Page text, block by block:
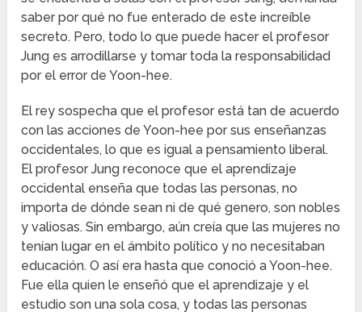
saber por qué no fue enterado de este increíble
secreto. Pero, todo lo que puede hacer el profesor
Jung es arrodillarse y tomar toda la responsabilidad
por el error de Yoon-hee.
El rey sospecha que el profesor está tan de acuerdo
con las acciones de Yoon-hee por sus enseñanzas
occidentales, lo que es igual a pensamiento liberal.
El profesor Jung reconoce que el aprendizaje
occidental enseña que todas las personas, no
importa de dónde sean ni de qué genero, son nobles
y valiosas. Sin embargo, aún creía que las mujeres no
tenían lugar en el ámbito político y no necesitaban
educación. O así era hasta que conoció a Yoon-hee.
Fue ella quien le enseñó que el aprendizaje y el
estudio son una sola cosa, y todas las personas